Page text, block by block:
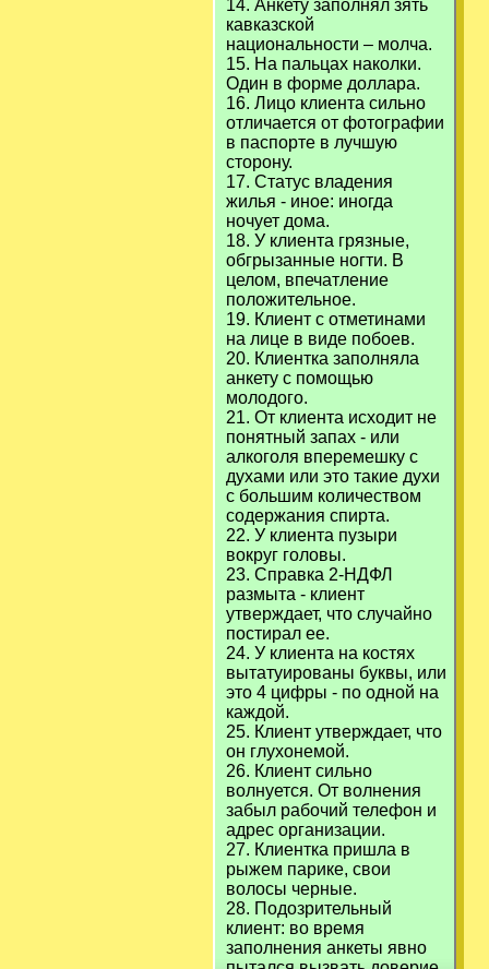
14. Анкету заполнял зять
кавказской
национальности – молча.
15. На пальцах наколки.
Один в форме доллара.
16. Лицо клиента сильно
отличается от фотографии
в паспорте в лучшую
сторону.
17. Статус владения
жилья - иное: иногда
ночует дома.
18. У клиента грязные,
обгрызанные ногти. В
целом, впечатление
положительное.
19. Клиент с отметинами
на лице в виде побоев.
20. Клиентка заполняла
анкету с помощью
молодого.
21. От клиента исходит не
понятный запах - или
алкоголя вперемешку с
духами или это такие духи
с большим количеством
содержания спирта.
22. У клиента пузыри
вокруг головы.
23. Справка 2-НДФЛ
размыта - клиент
утверждает, что случайно
постирал ее.
24. У клиента на костях
вытатуированы буквы, или
это 4 цифры - по одной на
каждой.
25. Клиент утверждает, что
он глухонемой.
26. Клиент сильно
волнуется. От волнения
забыл рабочий телефон и
адрес организации.
27. Клиентка пришла в
рыжем парике, свои
волосы черные.
28. Подозрительный
клиент: во время
заполнения анкеты явно